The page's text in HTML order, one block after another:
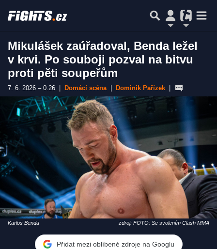
Mikulášek zaúřadoval, Benda ležel
v krvi. Po souboji pozval na bitvu
proti pěti soupeřům
7. 6. 2026 – 0:26 Domácí scéna Dominik Pařízek
Karlos Benda zdroj: FOTO: Se svolením Clash MMA
Přidat mezi oblíbené zdroje na Googlu